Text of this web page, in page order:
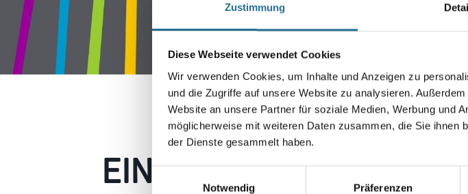
Zustimmung
Diese Webseite verwendet Cookies
Wir verwenden Cookies, um Inhalte und Anzeigen zu
und die Zugriffe auf unsere Website zu analysieren.
Website an unsere Partner für soziale Medien, Werbung und
möglicherweise mit weiteren Daten zusammen, die Sie ihnen
der Dienste gesammelt haben.
Notwendig
Präferenzen
EIN KLEINER